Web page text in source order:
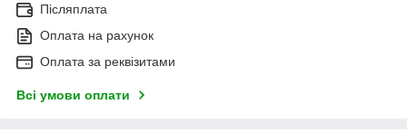
Післяплата
Оплата на рахунок
Оплата за реквізитами
Всі умови оплати